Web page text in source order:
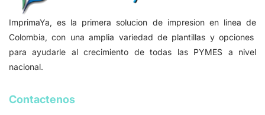
ImprimaYa, es la primera solucion de impresion en linea de
Colombia, con una amplia variedad de plantillas y opciones
para ayudarle al crecimiento de todas las PYMES a nivel
nacional.
Contactenos